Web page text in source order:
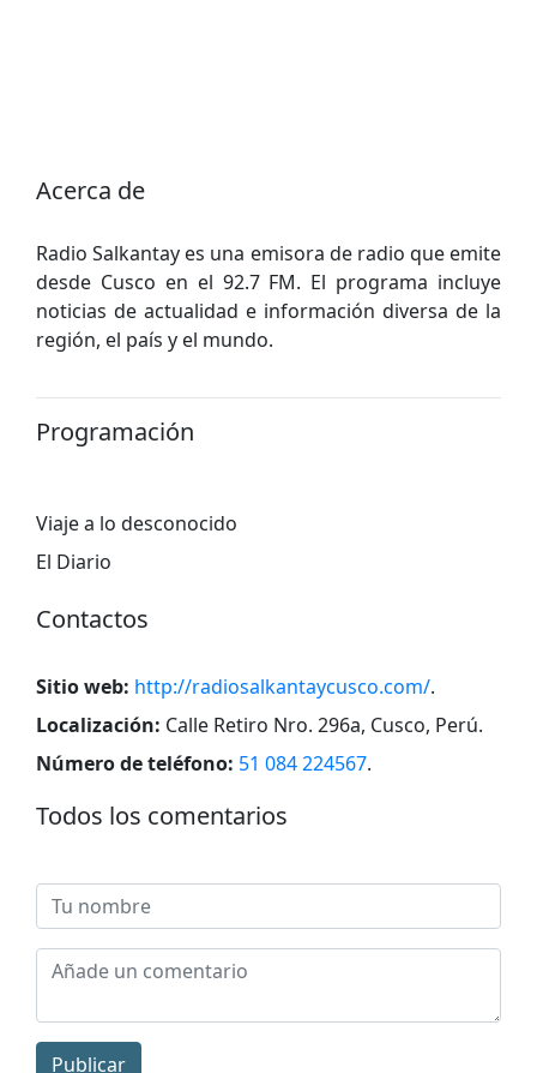
Acerca de
Radio Salkantay es una emisora de radio que emite
desde Cusco en el 92.7 FM. El programa incluye
noticias de actualidad e información diversa de la
región, el país y el mundo.
Programación
Viaje a lo desconocido
El Diario
Contactos
Sitio web: http://radiosalkantaycusco.com/.
Localización: Calle Retiro Nro. 296a, Cusco, Perú.
Número de teléfono: 51 084 224567.
Todos los comentarios
Publicar